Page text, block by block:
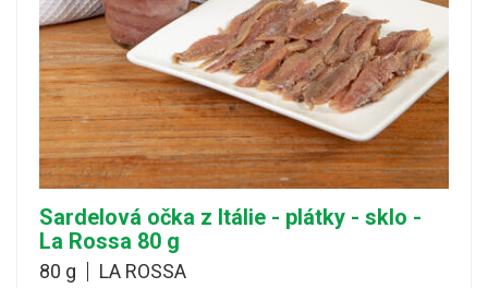
Sardelová očka z Itálie - plátky - sklo -
La Rossa 80 g
80 g LA ROSSA